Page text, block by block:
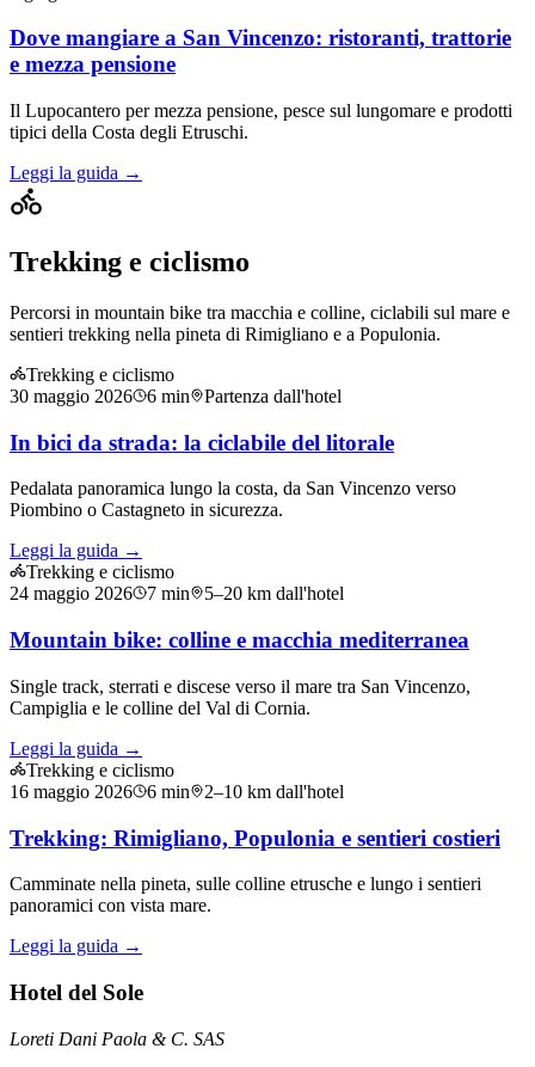
Dove mangiare a San Vincenzo: ristoranti, trattorie
e mezza pensione
Il Lupocantero per mezza pensione, pesce sul lungomare e prodotti
tipici della Costa degli Etruschi.
Leggi la guida →
Trekking e ciclismo
Percorsi in mountain bike tra macchia e colline, ciclabili sul mare e
sentieri trekking nella pineta di Rimigliano e a Populonia.
Trekking e ciclismo
30 maggio 2026
6 min Partenza dall'hotel
In bici da strada: la ciclabile del litorale
Pedalata panoramica lungo la costa, da San Vincenzo verso
Piombino o Castagneto in sicurezza.
Leggi la guida →
Trekking e ciclismo
24 maggio 2026
7 min 5–20 km dall'hotel
Mountain bike: colline e macchia mediterranea
Single track, sterrati e discese verso il mare tra San Vincenzo,
Campiglia e le colline del Val di Cornia.
Leggi la guida →
Trekking e ciclismo
16 maggio 2026
6 min 2–10 km dall'hotel
Trekking: Rimigliano, Populonia e sentieri costieri
Camminate nella pineta, sulle colline etrusche e lungo i sentieri
panoramici con vista mare.
Leggi la guida →
Hotel del Sole
Loreti Dani Paola & C. SAS